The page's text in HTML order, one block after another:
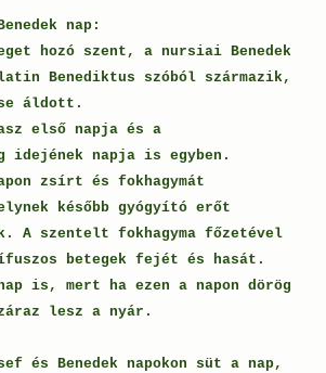
nap:
hozó szent, a nursiai Benedek
Benediktus szóból származik,
áldott.
első napja és a
idejének napja is egyben.
zsírt és fokhagymát
később gyógyító erőt
A szentelt fokhagyma főzetével
betegek fejét és hasát.
is, mert ha ezen a napon dörög
lesz a nyár.
és Benedek napokon süt a nap,